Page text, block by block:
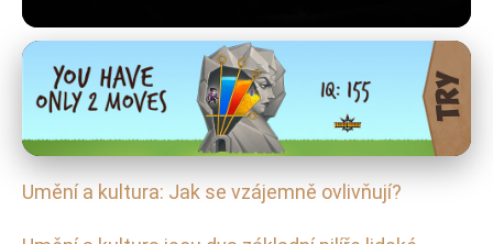
Vliv Umění na Společnost
Prozkoumáme, jak se umění a
kultura navzájem ovlivňují a
formují
Umění a kultura: Jak se vzájemně ovlivňují?